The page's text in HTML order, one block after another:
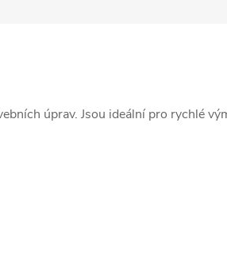
úprav. Jsou ideální pro rychlé